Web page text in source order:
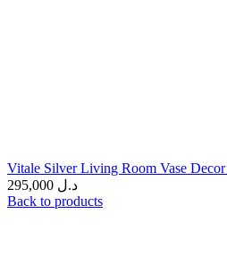
Vitale Silver Living Room Vase
د.ل
Back to products